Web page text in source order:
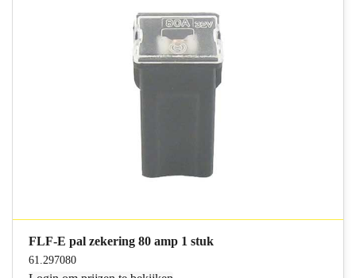
FLF-E pal zekering 80 amp 1 stuk
61.297080